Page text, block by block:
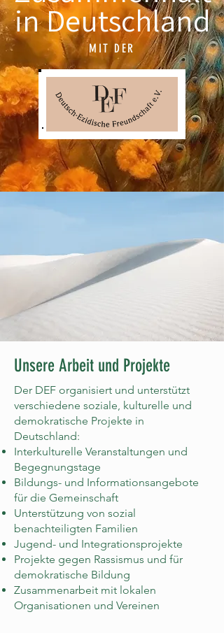
in Deutschland
MIT DER
Unsere Arbeit und Projekte
Der DEF organisiert und unterstützt
verschiedene soziale, kulturelle und
demokratische Projekte in
Deutschland:
Interkulturelle Veranstaltungen und
Begegnungstage
Bildungs- und Informationsangebote
für die Gemeinschaft
Unterstützung von sozial
benachteiligten Familien
Jugend- und Integrationsprojekte
Projekte gegen Rassismus und für
demokratische Bildung
Zusammenarbeit mit lokalen
Organisationen und Vereinen